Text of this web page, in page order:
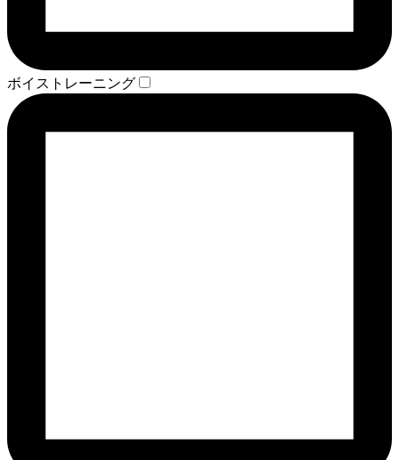
ボイストレーニング